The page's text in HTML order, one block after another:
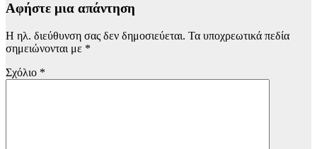
Αφήστε μια απάντηση
Η ηλ. διεύθυνση σας δεν δημοσιεύεται. Τα υποχρεωτικά πεδία
σημειώνονται με *
Σχόλιο *